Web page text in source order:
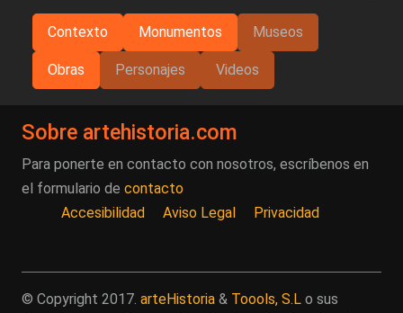
Contexto Monumentos Museos
Obras Personajes Videos
Sobre artehistoria.com
Para ponerte en contacto con nosotros, escríbenos en
el formulario de contacto
Accesibilidad
Aviso Legal Privacidad
© Copyright 2017. arteHistoria & Toools, S.L o sus